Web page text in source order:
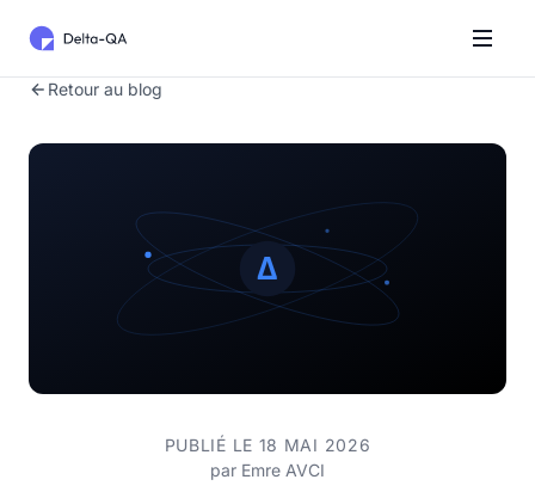
Retour au blog
PUBLIÉ LE 18 MAI 2026
par Emre AVCI